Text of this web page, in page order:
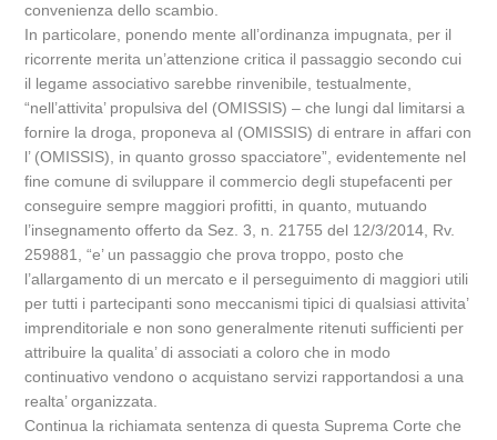
convenienza dello scambio.
In particolare, ponendo mente all’ordinanza impugnata, per il
ricorrente merita un’attenzione critica il passaggio secondo cui
il legame associativo sarebbe rinvenibile, testualmente,
“nell’attivita’ propulsiva del (OMISSIS) – che lungi dal limitarsi a
fornire la droga, proponeva al (OMISSIS) di entrare in affari con
l’ (OMISSIS), in quanto grosso spacciatore”, evidentemente nel
fine comune di sviluppare il commercio degli stupefacenti per
conseguire sempre maggiori profitti, in quanto, mutuando
l’insegnamento offerto da Sez. 3, n. 21755 del 12/3/2014, Rv.
259881, “e’ un passaggio che prova troppo, posto che
l’allargamento di un mercato e il perseguimento di maggiori utili
per tutti i partecipanti sono meccanismi tipici di qualsiasi attivita’
imprenditoriale e non sono generalmente ritenuti sufficienti per
attribuire la qualita’ di associati a coloro che in modo
continuativo vendono o acquistano servizi rapportandosi a una
realta’ organizzata.
Continua la richiamata sentenza di questa Suprema Corte che